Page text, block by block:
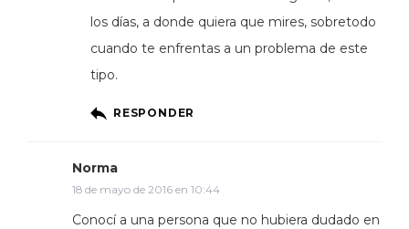
los días, a donde quiera que mires, sobretodo
cuando te enfrentas a un problema de este
tipo.
RESPONDER
Norma
18 de mayo de 2016 en 10:44
Conocí a una persona que no hubiera dudado en